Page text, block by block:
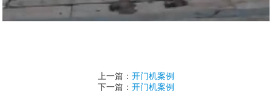
上一篇： 开门机案例
下一篇： 开门机案例